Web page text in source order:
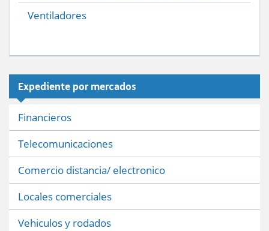
Ventiladores
Expediente por mercados
Financieros
Telecomunicaciones
Comercio distancia/ electronico
Locales comerciales
Vehiculos y rodados